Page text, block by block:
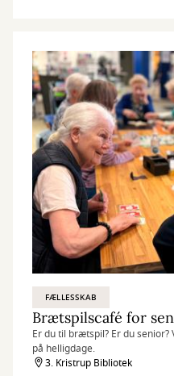
FÆLLESSKAB
Brætspilscafé for
Er du til brætspil? Er du
på helligdage.
3. Kristrup Bibliotek